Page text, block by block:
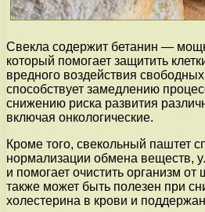
Свекла содержит бетанин —
который помогает защитить
вредного воздействия
способствует замедлению
снижению риска развития
включая онкологические.
Кроме того, свекольный паштет
нормализации обмена веществ,
и помогает очистить организм
также может быть полезен при
холестерина в крови и